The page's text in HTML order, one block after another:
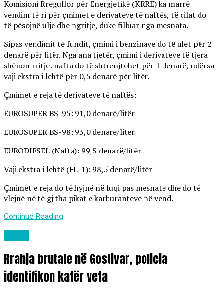
Komisioni Rregullor për Energjetikë (KRRE) ka marrë
vendim të ri për çmimet e derivateve të naftës, të cilat do
të pësojnë ulje dhe ngritje, duke filluar nga mesnata.
Sipas vendimit të fundit, çmimi i benzinave do të ulet për 2
denarë për litër. Nga ana tjetër, çmimi i derivateve të tjera
shënon rritje: nafta do të shtrenjtohet për 1 denarë, ndërsa
vaji ekstra i lehtë për 0,5 denarë për litër.
Çmimet e reja të derivateve të naftës:
EUROSUPER BS-95: 91,0 denarë/litër
EUROSUPER BS-98: 93,0 denarë/litër
EURODIESEL (Nafta): 99,5 denarë/litër
Vaji ekstra i lehtë (EL-1): 98,5 denarë/litër
Çmimet e reja do të hyjnë në fuqi pas mesnate dhe do të
vlejnë në të gjitha pikat e karburanteve në vend.
Continue Reading
Rrahja brutale në Gostivar, policia
identifikon katër veta